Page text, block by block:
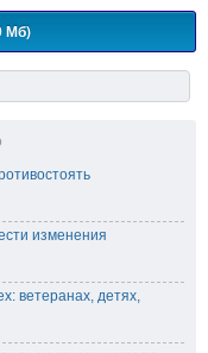
Мб)
изменения
ветеранах, детях,